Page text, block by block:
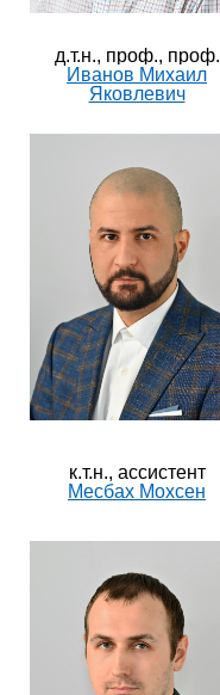
д.т.н., проф., проф.
Иванов Михаил
Яковлевич
к.т.н., ассистент
Месбах Мохсен